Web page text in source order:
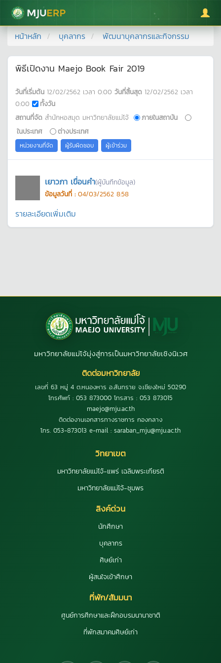
มหาวิทยาลัยแม่โจ้
หน้าหลัก บุคลากร พัฒนาบุคลากรและกิจกรรม
พิธีเปิดงาน Maejo Book Fair 2019
วันที่เริ่มต้น 12/02/2562 เวลา 0:00 วันที่สิ้นสุด 12/02/2562 เวลา
0:00
ทั้งวัน
สถานที่จัด สำนักหอสมุด มหาวิทยาลัยแม่โจ้
ภายในสถาบัน
ในประเทศ
ต่างประเทศ
หน่วยงานที่จัด ผู้รับผิดชอบ ผู้เข้าร่วม
เยาวภา เขื่อนคำ(ผู้บันทึกข้อมูล)
ข้อมูลวันที่ : 04/03/2562 8:58
รายละเอียดเพิ่มเติม
มหาวิทยาลัยแม่โจ้มุ่งสู่การเป็นมหาวิทยาลัยเชิงนิเวศ
ติดต่อมหาวิทยาลัย
เลขที่ 63 หมู่ 4 ต.หนองหาร อ.สันทราย จ.เชียงใหม่ 50290
โทรศัพท์ : 053 873000 โทรสาร : 053 873015
maejo@mju.ac.th
ติดต่องานเอกสารทางราชการ กองกลาง
โทร. 053-873013 e-mail : saraban_mju@mju.ac.th
วิทยาเขต
มหาวิทยาลัยแม่โจ้-แพร่ เฉลิมพระเกียรติ
มหาวิทยาลัยแม่โจ้-ชุมพร
ลิงค์ด่วน
นักศึกษา
บุคลากร
ศิษย์เก่า
ผู้สนใจเข้าศึกษา
ที่พัก/สัมมนา
ศูนย์การศึกษาและฝึกอบรมนานาชาติ
ที่พักสมาคมศิษย์เก่า